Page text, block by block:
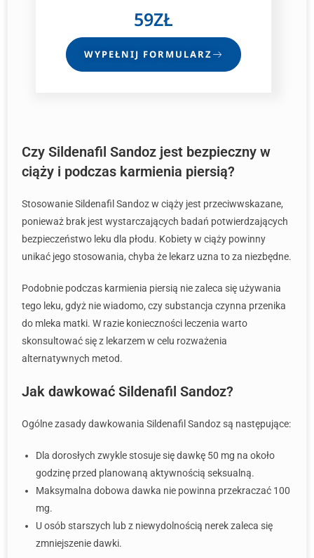
59ZŁ
WYPEŁNIJ FORMULARZ
Czy Sildenafil Sandoz jest bezpieczny w
ciąży i podczas karmienia piersią?
Stosowanie Sildenafil Sandoz w ciąży jest przeciwwskazane,
ponieważ brak jest wystarczających badań potwierdzających
bezpieczeństwo leku dla płodu. Kobiety w ciąży powinny
unikać jego stosowania, chyba że lekarz uzna to za niezbędne.
Podobnie podczas karmienia piersią nie zaleca się używania
tego leku, gdyż nie wiadomo, czy substancja czynna przenika
do mleka matki. W razie konieczności leczenia warto
skonsultować się z lekarzem w celu rozważenia
alternatywnych metod.
Jak dawkować Sildenafil Sandoz?
Ogólne zasady dawkowania Sildenafil Sandoz są następujące:
Dla dorosłych zwykle stosuje się dawkę 50 mg na około
godzinę przed planowaną aktywnością seksualną.
Maksymalna dobowa dawka nie powinna przekraczać 100
mg.
U osób starszych lub z niewydolnością nerek zaleca się
zmniejszenie dawki.